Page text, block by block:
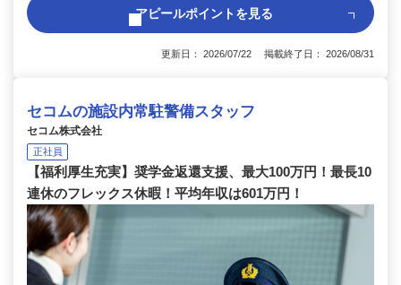
アピールポイントを見る
更新日： 2026/07/22 掲載終了日： 2026/08/31
セコムの施設内常駐警備スタッフ
セコム株式会社
正社員
【福利厚生充実】奨学金返還支援、最大100万円！最長10
連休のフレックス休暇！平均年収は601万円！